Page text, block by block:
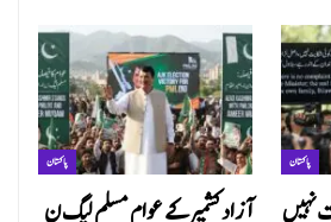
پاکستان
آزاد کشمیر کے عوام مسلم لیگ ن
پاکستان
نہیں